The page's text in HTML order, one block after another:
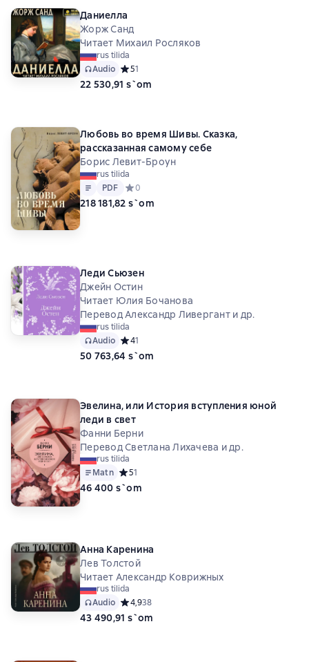
Даниелла
Жорж Санд
Читает Михаил Росляков
rus tilida
Audio Средний рейтинг 5 на основе 1 оценок
51
22 530,91 s`om
Любовь во время Шивы. Сказка,
рассказанная самому себе
Борис Левит-Броун
rus tilida
Matn
PDF
PDF Средний рейтинг 0 на основе 0 оценок
0
218 181,82 s`om
Леди Сьюзен
Джейн Остин
Читает Юлия Бочанова
Перевод Александр Ливергант и др.
rus tilida
Audio Средний рейтинг 4 на основе 1 оценок
41
50 763,64 s`om
Эвелина, или История вступления юной
леди в свет
Фанни Берни
Перевод Светлана Лихачева и др.
rus tilida
Matn Средний рейтинг 5 на основе 1 оценок
51
46 400 s`om
Анна Каренина
Лев Толстой
Читает Александр Коврижных
rus tilida
Audio Средний рейтинг 4,9 на основе 38 оценок
4,938
43 490,91 s`om